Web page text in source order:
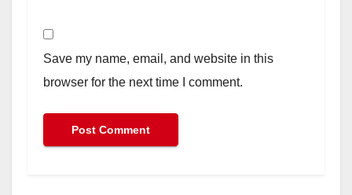
Save my name, email, and website in this
browser for the next time I comment.